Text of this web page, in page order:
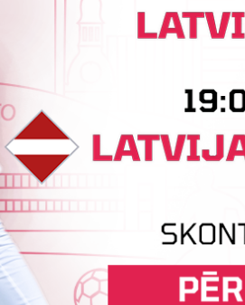
Alejandro Robles
SPĒLE BEIGUSIES!